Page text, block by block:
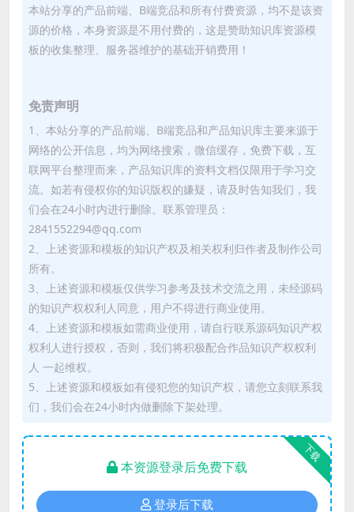
本站分享的产品前端、B端竞品和所有付费资源，均不是该资
源的价格，本身资源是不用付费的，这是赞助知识库资源模
板的收集整理、服务器维护的基础开销费用！
免责声明
1、本站分享的产品前端、B端竞品和产品知识库主要来源于
网络的公开信息，均为网络搜索，微信缓存，免费下载，互
联网平台整理而来，产品知识库的资料文档仅限用于学习交
流。如若有侵权你的知识版权的嫌疑，请及时告知我们，我
们会在24小时内进行删除。联系管理员：
2841552294@qq.com
2、上述资源和模板的知识产权及相关权利归作者及制作公司
所有。
3、上述资源和模板仅供学习参考及技术交流之用，未经源码
的知识产权权利人同意，用户不得进行商业使用。
4、上述资源和模板如需商业使用，请自行联系源码知识产权
权利人进行授权，否则，我们将积极配合作品知识产权权利
人 一起维权。
5、上述资源和模板如有侵犯您的知识产权，请您立刻联系我
们，我们会在24小时内做删除下架处理。
下载
本资源登录后免费下载
登录后下载